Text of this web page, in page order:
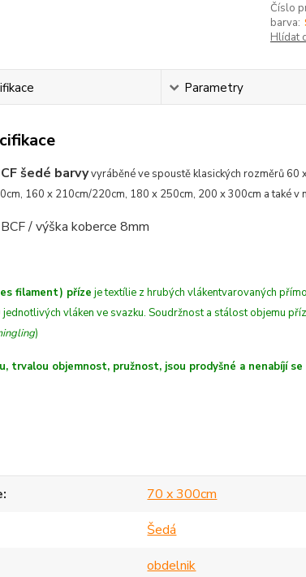
Číslo
barva:
Hlídat
Parametry
šedé barvyvyráběné ve spoustě klasických rozměrů 60
160 x 210cm/220cm, 180 x 250cm, 200 x 300cm a také
/výška koberce 8mm
filament) příze je textílie z hrubých vlákentvarovaných
vláken ve svazku. Soudržnost a stálost objemu
)
trvalou objemnost, pružnost, jsou prodyšné a nenabíjí
70 x 300cm
Šedá
obdelnik